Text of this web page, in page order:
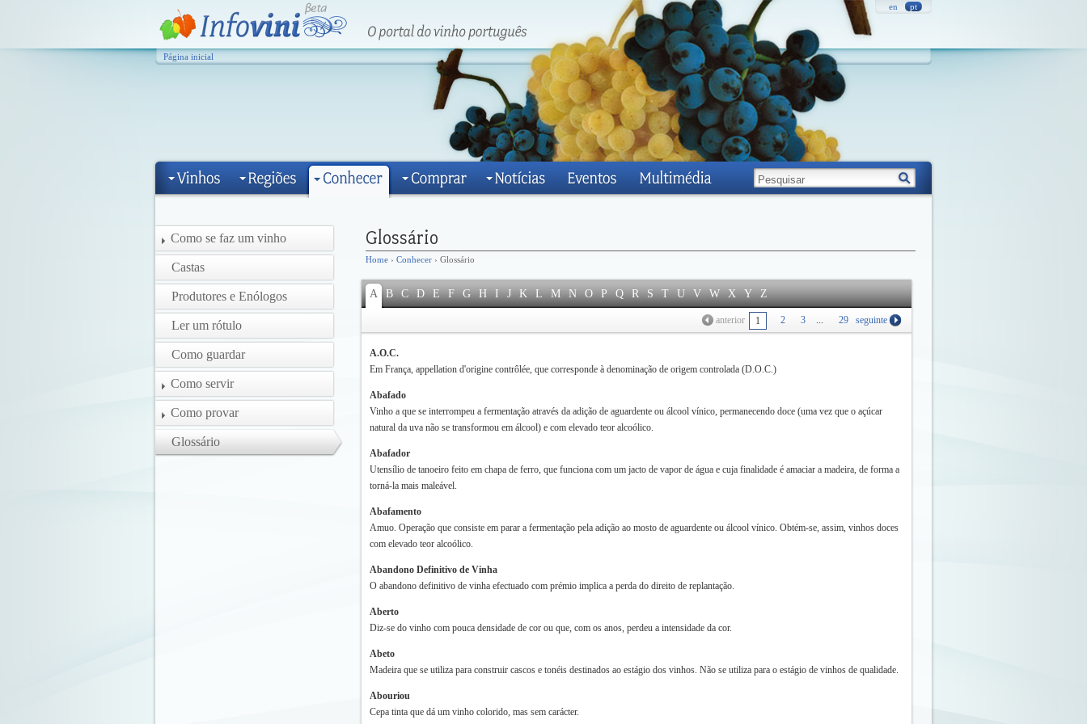
en pt
Página inicial
Como se faz um vinho
Castas
Produtores e Enólogos
Ler um rótulo
Como guardar
Como servir
Como provar
Glossário
Home › Conhecer › Glossário
A B C D E F G H I J K L M N O P Q R S T U V W X Y Z
anterior 1 2 3 ... 29 seguinte
A.O.C.
Em França, appellation d'origine contrôlée, que corresponde à denominação de origem controlada (D.O.C.)
Abafado
Vinho a que se interrompeu a fermentação através da adição de aguardente ou álcool vínico, permanecendo doce (uma vez que o açúcar
natural da uva não se transformou em álcool) e com elevado teor alcoólico.
Abafador
Utensílio de tanoeiro feito em chapa de ferro, que funciona com um jacto de vapor de água e cuja finalidade é amaciar a madeira, de forma a
torná-la mais maleável.
Abafamento
Amuo. Operação que consiste em parar a fermentação pela adição ao mosto de aguardente ou álcool vínico. Obtém-se, assim, vinhos doces
com elevado teor alcoólico.
Abandono Definitivo de Vinha
O abandono definitivo de vinha efectuado com prémio implica a perda do direito de replantação.
Aberto
Diz-se do vinho com pouca densidade de cor ou que, com os anos, perdeu a intensidade da cor.
Abeto
Madeira que se utiliza para construir cascos e tonéis destinados ao estágio dos vinhos. Não se utiliza para o estágio de vinhos de qualidade.
Abouriou
Cepa tinta que dá um vinho colorido, mas sem carácter.